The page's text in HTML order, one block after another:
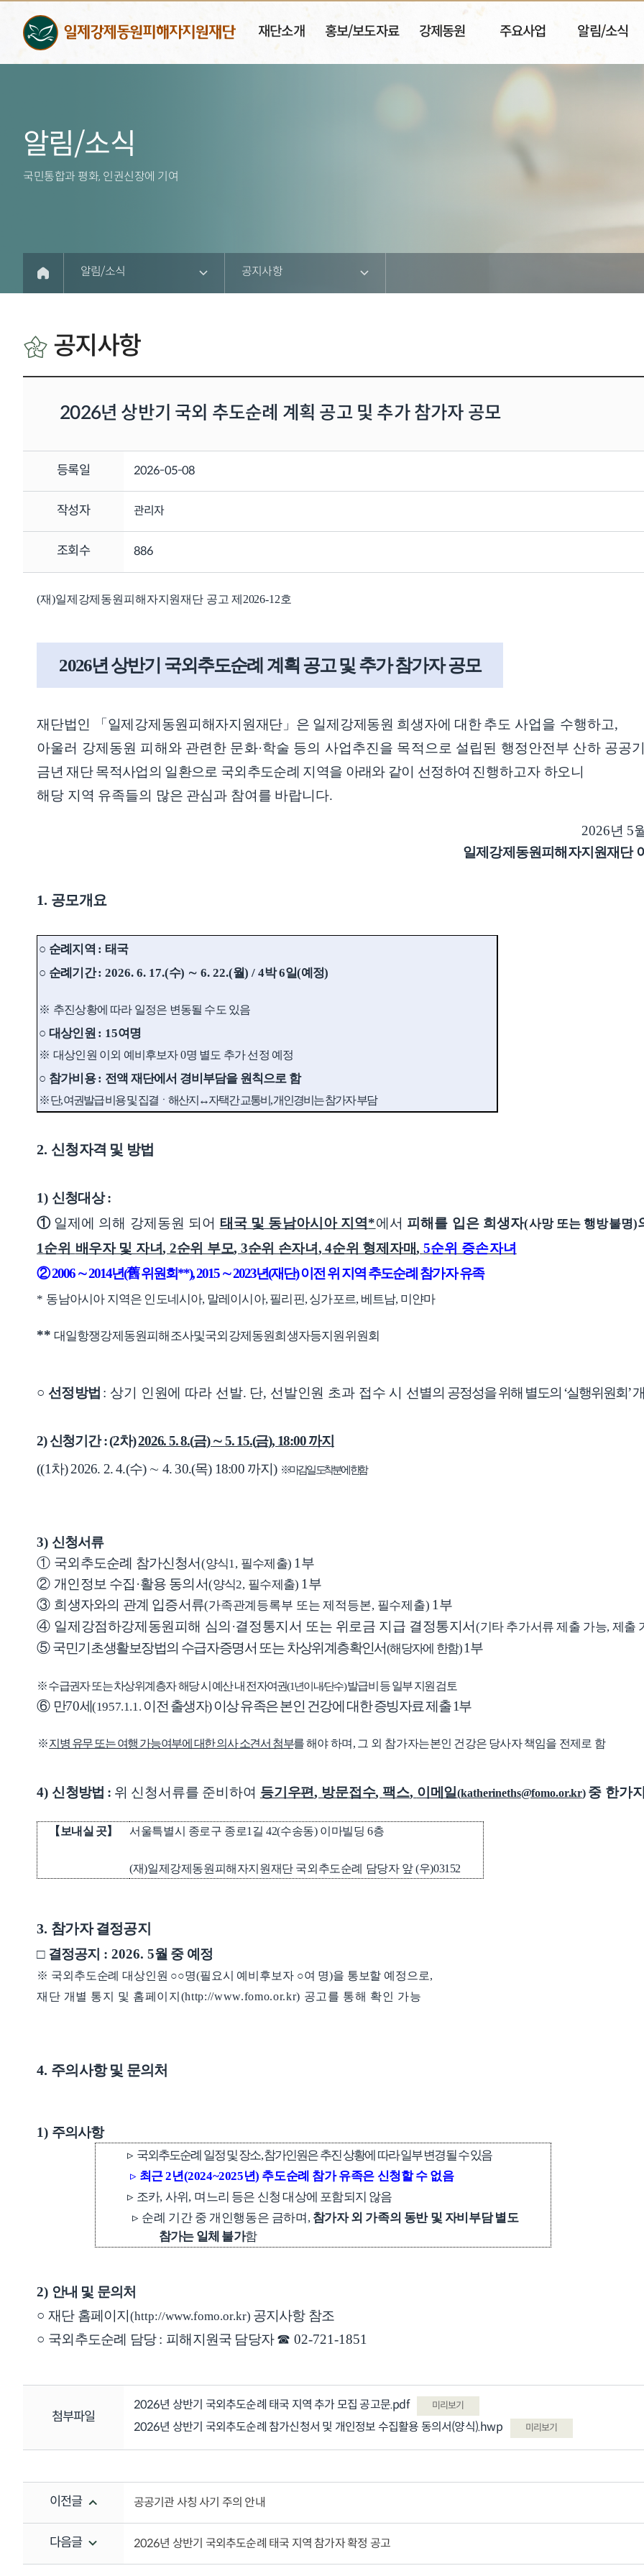
재단소개 홍보/보도자료 강제동원 주요사업 알림/소식
알림/소식
국민통합과 평화, 인권신장에 기여
알림/소식 공지사항
공지사항
2026년 상반기 국외 추도순례 계획 공고 및 추가 참가자 공모
등록일 2026-05-08
작성자 관리자
조회수 886
(재)일제강제동원피해자지원재단 공고 제 2026-12호
2026년 상반기 국외추도순례 계획 공고 및 추가 참가자 공모
재단법인 「일제강제동원피해자지원재단 」 은 일제강제동원 희생자에 대한 추도 사업을 수행하고,
아울러 강제동원 피해와 관련한 문화·학술 등의 사업추진을 목적으로 설립된 행정안전부 산하 공공
금년 재단 목적사업의 일환으로 국외추도순례 지역을 아래와 같이 선정하여 진행하고자 하오니
해당 지역 유족들의 많은 관심과 참여를 바랍니다.
2026년 5
일제강제동원피해자지원재단 이
1. 공모개요
○ 순례지역 :태국
○ 순례기간: 2026. 6. 17.(수) ∼6. 22.(월) / 4박6일(예정)
※ 추진상황에 따라 일정은 변동될 수도 있음
○대상인원 : 15여명
※대상인원 이외 예비후보자0명 별도 추가 선정 예정
○ 참가비용: 전액 재단에서 경비부담을 원칙으로 함
※ 단,여권발급 비용 및 집결ㆍ해산지 ↔자택간 교통비 ,개인경비는 참가자 부담
2. 신청자격 및 방법
1) 신청대상:
① 일제에 의해 강제동원 되어 태국 및 동남아시아 지역 *에서 피해를 입은 희생자(사망 또는 행방불명)
1순위 배우자 및 자녀, 2순위 부모, 3순위 손자녀, 4순위 형제자매, 5순위 증손자녀
②2006∼2014년(舊위원회**), 2015∼2023년(재단)이전 위 지역 추도순례 참가자 유족
* 동남아시아 지역은 인도네시아, 말레이시아, 필리핀, 싱가포르, 베트남, 미얀마
** 대일항쟁강제동원피해조사및국외강제동원희생자등지원위원회
○선정방법 : 상기 인원에 따라 선발. 단, 선발인원 초과 접수 시 선별의 공정성을 위해 별도의 ‘실행위원회’
2)신청기간: (2차)2026. 5. 8.(금)∼5. 15.(금), 18:00까지
((1차) 2026. 2. 4.(수) ∼ 4. 30.(목) 18:00 까지) ※ 마감일 도착분에 한함
3) 신청서류
① 국외추도순례 참가신청서 (양식1, 필수제출) 1 부
② 개인정보 수집 ·활용 동의서(양식2, 필수제출) 1 부
③ 희생자와의 관계 입증서류(가족관계등록부 또는 제적등본, 필수제출) 1 부
④ 일제강점하강제동원피해 심의 ·결정통지서 또는 위로금 지급 결정통지서(기타 추가서류 제출 가능, 제출
⑤국민기초생활보장법의 수급자증명서 또는 차상위계층확인서(해당자에 한함) 1부
※수급권자또는차상위계층자 해당 시 예산 내 전자여권(1년이내/단수)발급비 등 일부 지원 검토
⑥ 만70세(1957.1.1. 이전 출생자)이상 유족은 본인 건강에 대한 증빙자료 제출1부
※지병 유무 또는 여행 가능여부에 대한 의사 소견서 첨부를해야 하며 , 그 외 참가자는본인 건강은 당사자 책임을 전제로 함
4) 신청방법 : 위 신청서류를 준비하여 등기우편, 방문접수, 팩스, 이메일(katherineths@fomo.or.kr) 중 한가
【 보내실 곳】 서울특별시 종로구 종로1 길42(수송동) 이마빌딩6층
(재)일제강제동원피해자지원재단 국외추도순례 담당자 앞(우)03152
3. 참가자 결정공지
□ 결정공지 : 2026. 5월 중 예정
※ 국외추도순례 대상인원 ○○명(필요시 예비후보자 ○여 명)을 통보할 예정으로,
재단 개별 통지 및 홈페이지 (http://www.fomo.or.kr) 공고를 통해 확인 가능
4. 주의사항 및 문의처
1) 주의사항
▹ 국외추도순례 일정 및 장소,참가인원은 추진 상황에 따라 일부 변경될 수 있음
▹ 최근2년(2024~2025년) 추도순례 참가 유족은 신청할 수 없음
▹ 조카,사위, 며느리 등은 신청 대상에 포함되지 않음
▹ 순례 기간 중 개인행동은 금하며 , 참가자 외 가족의 동반 및 자비부담 별도
참가는 일체 불가함
2) 안내 및 문의처
○재단 홈페이지 (http://www.fomo.or.kr) 공지사항 참조
○ 국외추도순례 담당: 피해지원국 담당자☎02-721-1851
첨부파일
2026년 상반기 국외추도순례 태국 지역 추가 모집 공고문.pdf 미리보기
2026년 상반기 국외추도순례 참가신청서 및 개인정보 수집활용 동의서(양식).hwp 미리보기
이전글 공공기관 사칭 사기 주의 안내
다음글 2026년 상반기 국외추도순례 태국 지역 참가자 확정 공고